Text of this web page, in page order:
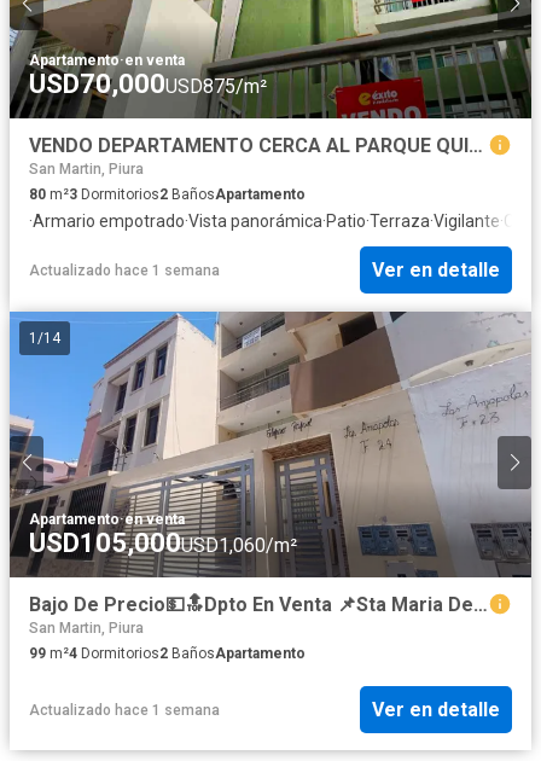
Apartamento·en venta
USD70,000USD875/m²
VENDO DEPARTAMENTO CERCA AL PARQUE QUIÑONES, CASTILLA
San Martin, Piura
80 m²3 Dormitorios2 BañosApartamento
·Armario empotrado·Vista panorámica·Patio·Terraza·Vigilante·
Actualizado hace 1 semana Ver en detalle
1 /14
Apartamento·en venta
USD105,000USD1,060/m²
Bajo De Precio💵🔝Dpto En Venta 📌Sta Maria Del Pinar Etapa Ii 🛣️Calle Las Amapolas 📐A.T. 99 M² ➕ Cochera 🚗
San Martin, Piura
99 m²4 Dormitorios2 BañosApartamento
Actualizado hace 1 semana Ver en detalle